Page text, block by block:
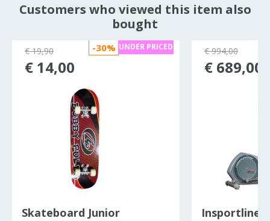
Customers who viewed this item also
bought
-30% UNDER PRICED
Skateboard Junior
€ 19,90
€ 14,00
Insportline
€ 994,00
€ 689,00